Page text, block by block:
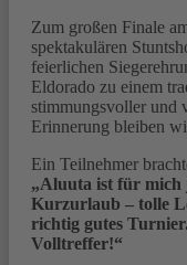
Zum großen Finale
spektakulären
feierlichen
Eldorado zu einem
stimmungsvoller und
Erinnerung bleiben
Ein Teilnehmer
„Aluuta ist für mich
Kurzurlaub – tolle
richtig gutes
Volltreffer!“